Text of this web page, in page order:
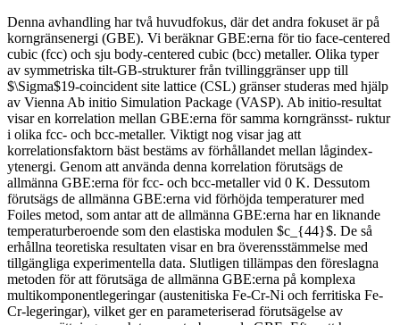
Denna avhandling har två huvudfokus, där det andra fokuset är på
korngränsenergi (GBE). Vi beräknar GBE:erna för tio face-centered
cubic (fcc) och sju body-centered cubic (bcc) metaller. Olika typer
av symmetriska tilt-GB-strukturer från tvillinggränser upp till
$\Sigma$19-coincident site lattice (CSL) gränser studeras med hjälp
av Vienna Ab initio Simulation Package (VASP). Ab initio-resultat
visar en korrelation mellan GBE:erna för samma korngränsst- ruktur
i olika fcc- och bcc-metaller. Viktigt nog visar jag att
korrelationsfaktorn bäst bestäms av förhållandet mellan lågindex-
ytenergi. Genom att använda denna korrelation förutsägs de
allmänna GBE:erna för fcc- och bcc-metaller vid 0 K. Dessutom
förutsägs de allmänna GBE:erna vid förhöjda temperaturer med
Foiles metod, som antar att de allmänna GBE:erna har en liknande
temperaturberoende som den elastiska modulen $c_{44}$. De så
erhållna teoretiska resultaten visar en bra överensstämmelse med
tillgängliga experimentella data. Slutligen tillämpas den föreslagna
metoden för att förutsäga de allmänna GBE:erna på komplexa
multikomponentlegeringar (austenitiska Fe-Cr-Ni och ferritiska Fe-
Cr-legeringar), vilket ger en parameteriserad förutsägelse av